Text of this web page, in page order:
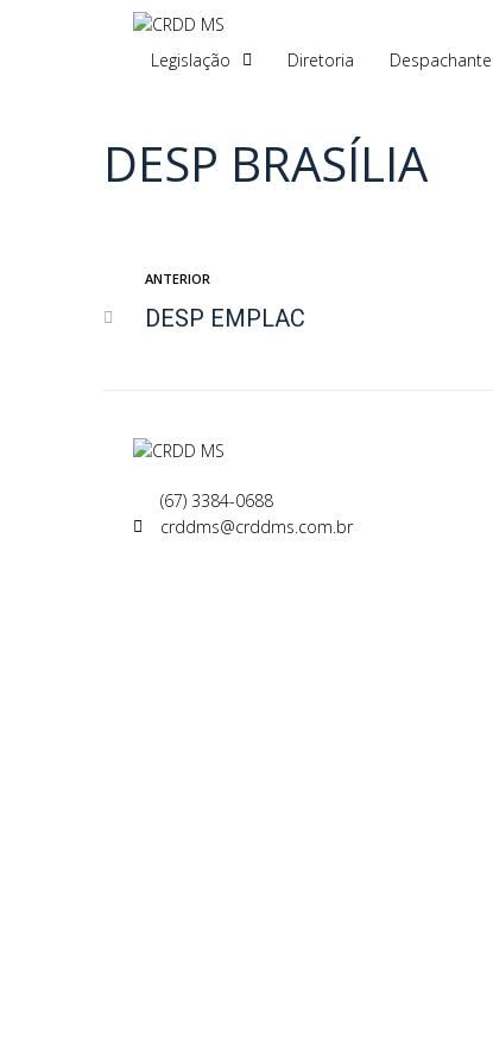
Legislação Diretoria
DESP BRASÍLIA
ANTERIOR
DESP EMPLAC
(67) 3384-0688
crddms@crddms.com.br